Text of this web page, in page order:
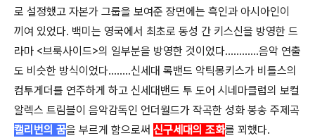
로 설정했고 자본가 그룹을 보여준 장면에는 흑인과 아시아인이
끼여 있었다. 백미는 영국에서 최초로 동성 간 키스신을 방영한 드
라마 <브룩사이드>의 일부분을 방영한 것이었다............음악 연출
도 비슷한 방식이었다........신세대 록밴드 악틱몽키스가 비틀스의
컴투게더를 연주하게 하고 신세대밴드 투 도어 시네마클럽의 보컬
알렉스 트림블이 음악감독인 언더월드가 작곡한 성화 봉송 주제곡
캘리번의 꿈을 부르게 함으로써 신구세대의 조화를 꾀했다.